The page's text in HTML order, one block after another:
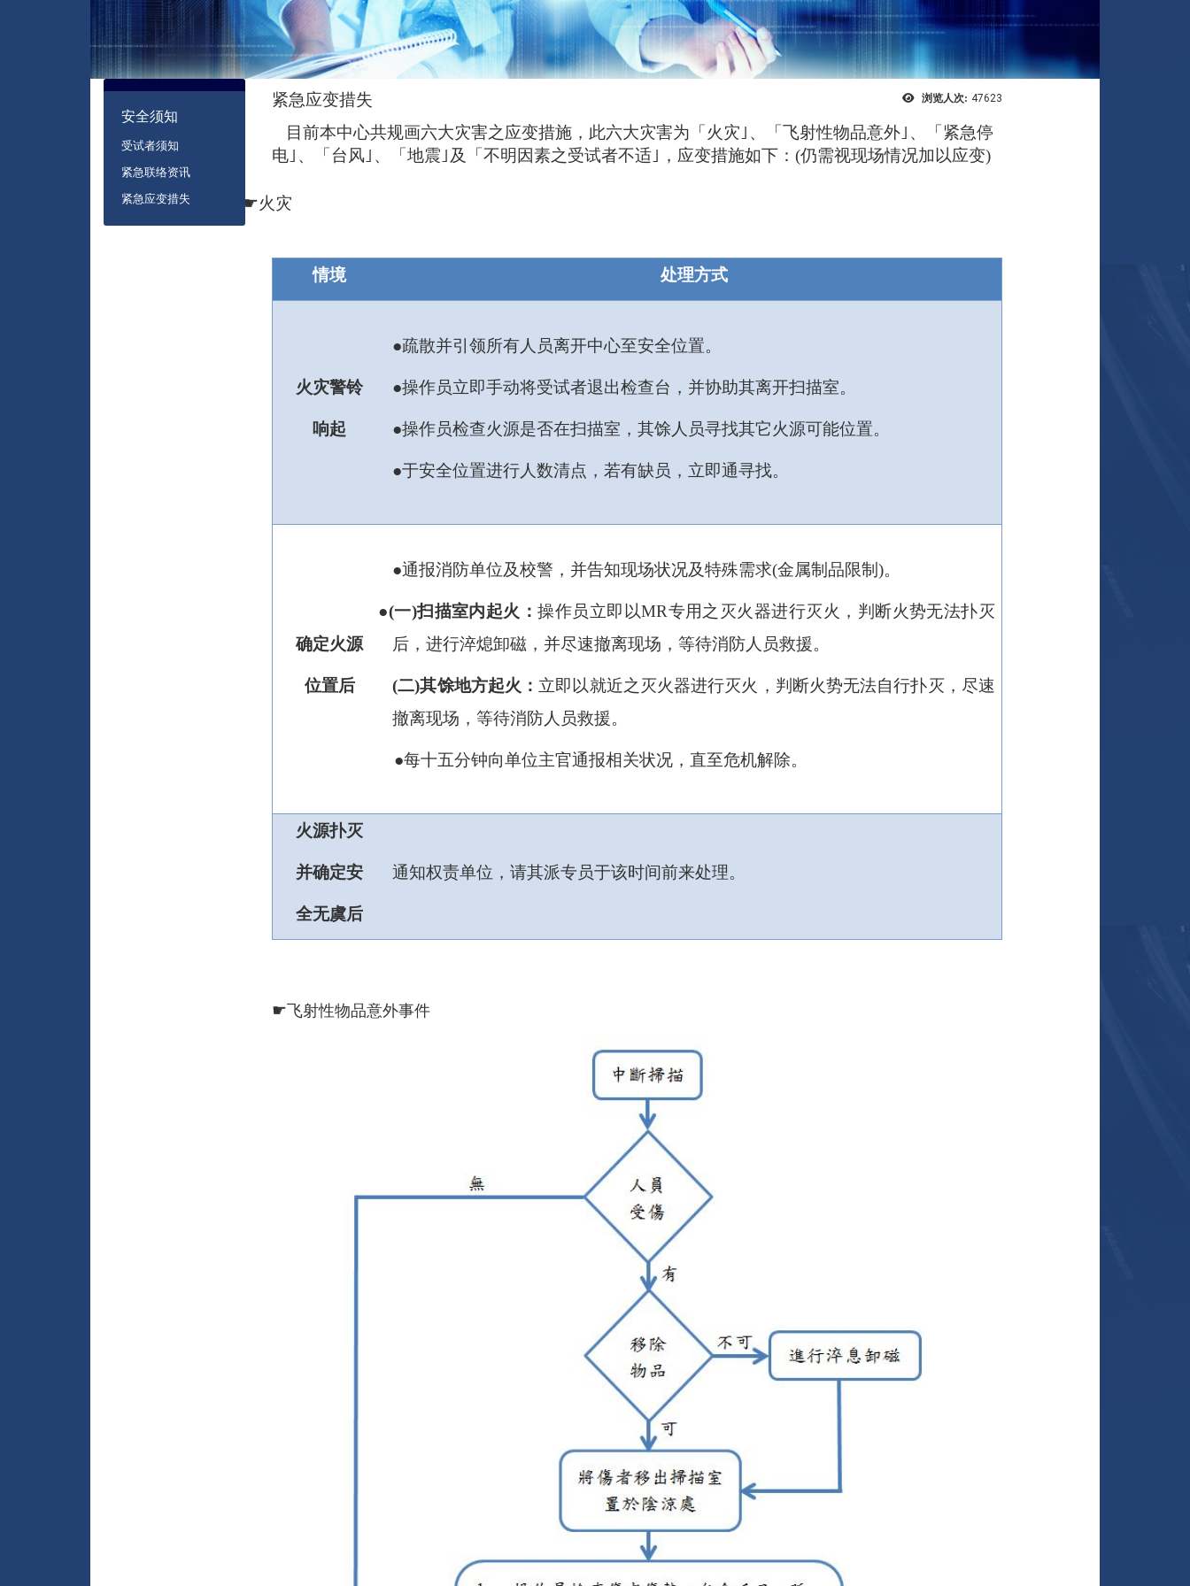
安全须知
受试者须知
紧急联络资讯
紧急应变措失
浏览人次: 47623
紧急应变措失
目前本中心共规画六大灾害之应变措施，此六大灾害为「火灾｣、「飞射性物品意外｣、「紧急停
电｣、「台风｣、「地震｣及「不明因素之受试者不适｣，应变措施如下： (仍需视现场情况加以应变)
☛火灾
情境 处理方式
火灾警铃
响起
●疏散并引领所有人员离开中心至安全位置。
●操作员立即手动将受试者退出检查台，并协助其离开扫描室。
●操作员检查火源是否在扫描室，其馀人员寻找其它火源可能位置。
●于安全位置进行人数清点，若有缺员，立即通寻找。
确定火源
位置后
●通报消防单位及校警，并告知现场状况及特殊需求(金属制品限制)。
●(一)扫描室内起火：操作员立即以MR专用之灭火器进行灭火，判断火势无法扑灭
后，进行淬熄卸磁，并尽速撤离现场，等待消防人员救援。
(二)其馀地方起火： 立即以就近之灭火器进行灭火，判断火势无法自行扑灭，尽速
撤离现场，等待消防人员救援。
●每十五分钟向单位主官通报相关状况，直至危机解除。
火源扑灭
并确定安
全无虞后
通知权责单位，请其派专员于该时间前来处理。
☛飞射性物品意外事件